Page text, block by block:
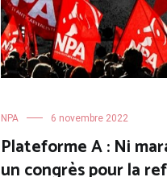
NPA 6 novembre 2022
Plateforme A : Ni
un congrès pour la